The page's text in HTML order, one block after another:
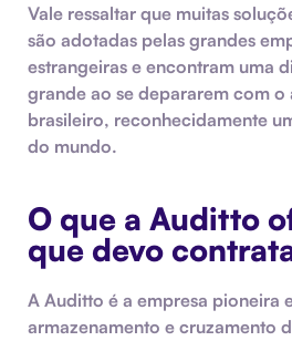
Vale ressaltar que muitas
são adotadas pelas grandes
estrangeiras e encontram uma
grande ao se depararem com
brasileiro, reconhecidamente
do mundo.
O que a Auditto
que devo
A Auditto é a empresa pioneira
armazenamento e cruzamento